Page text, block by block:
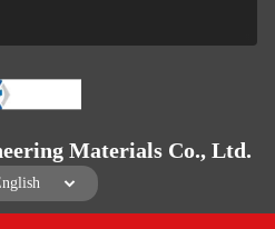
Materials Co., Ltd.